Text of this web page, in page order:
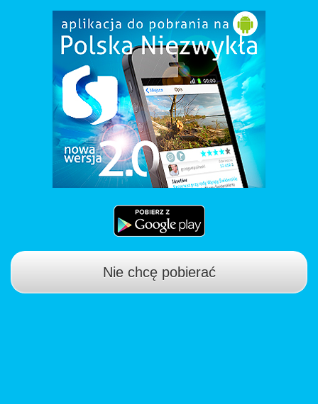
Nie chcę pobierać